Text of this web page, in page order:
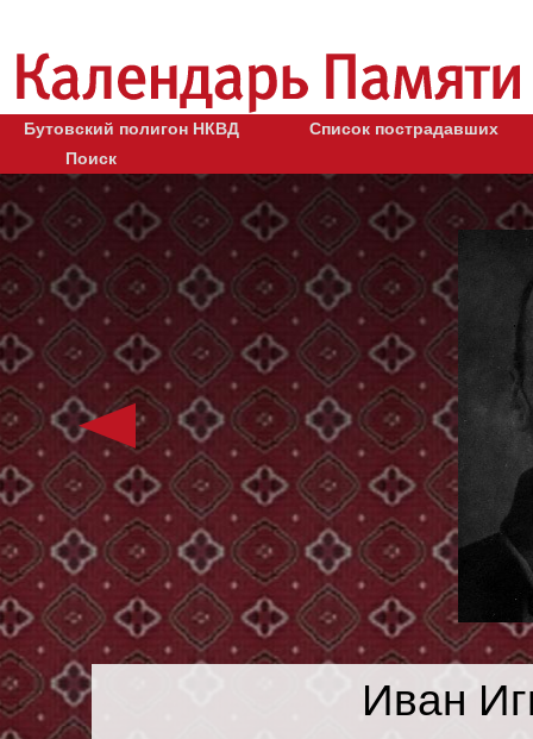
Бутовский полигон НКВД
Список пострадавших
Поиск
Иван